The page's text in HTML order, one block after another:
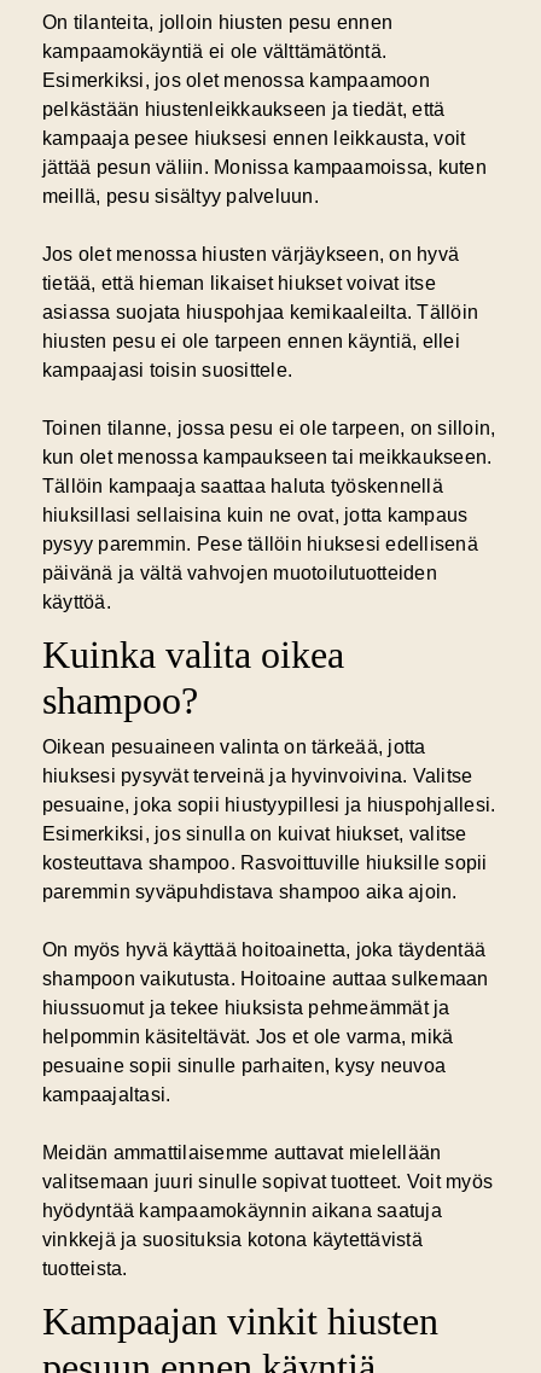
On tilanteita, jolloin hiusten pesu ennen
kampaamokäyntiä ei ole välttämätöntä.
Esimerkiksi, jos olet menossa kampaamoon
pelkästään hiustenleikkaukseen ja tiedät, että
kampaaja pesee hiuksesi ennen leikkausta, voit
jättää pesun väliin. Monissa kampaamoissa, kuten
meillä, pesu sisältyy palveluun.
Jos olet menossa hiusten värjäykseen, on hyvä
tietää, että hieman likaiset hiukset voivat itse
asiassa suojata hiuspohjaa kemikaaleilta. Tällöin
hiusten pesu ei ole tarpeen ennen käyntiä, ellei
kampaajasi toisin suosittele.
Toinen tilanne, jossa pesu ei ole tarpeen, on silloin,
kun olet menossa kampaukseen tai meikkaukseen.
Tällöin kampaaja saattaa haluta työskennellä
hiuksillasi sellaisina kuin ne ovat, jotta kampaus
pysyy paremmin. Pese tällöin hiuksesi edellisenä
päivänä ja vältä vahvojen muotoilutuotteiden
käyttöä.
Kuinka valita oikea
shampoo?
Oikean pesuaineen valinta on tärkeää, jotta
hiuksesi pysyvät terveinä ja hyvinvoivina. Valitse
pesuaine, joka sopii hiustyypillesi ja hiuspohjallesi.
Esimerkiksi, jos sinulla on kuivat hiukset, valitse
kosteuttava shampoo. Rasvoittuville hiuksille sopii
paremmin syväpuhdistava shampoo aika ajoin.
On myös hyvä käyttää hoitoainetta, joka täydentää
shampoon vaikutusta. Hoitoaine auttaa sulkemaan
hiussuomut ja tekee hiuksista pehmeämmät ja
helpommin käsiteltävät. Jos et ole varma, mikä
pesuaine sopii sinulle parhaiten, kysy neuvoa
kampaajaltasi.
Meidän ammattilaisemme auttavat mielellään
valitsemaan juuri sinulle sopivat tuotteet. Voit myös
hyödyntää kampaamokäynnin aikana saatuja
vinkkejä ja suosituksia kotona käytettävistä
tuotteista.
Kampaajan vinkit hiusten